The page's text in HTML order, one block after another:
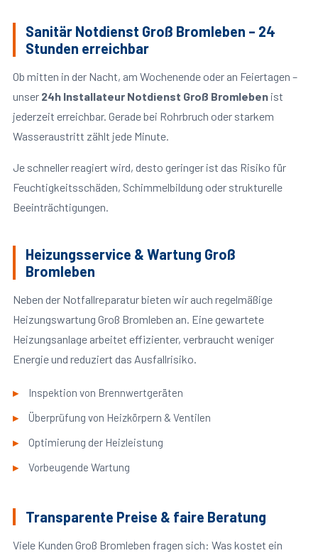
Sanitär Notdienst Groß Bromleben – 24
Stunden erreichbar
Ob mitten in der Nacht, am Wochenende oder an Feiertagen –
unser 24h Installateur Notdienst Groß Bromlebenist
jederzeit erreichbar. Gerade bei Rohrbruch oder starkem
Wasseraustritt zählt jede Minute.
Je schneller reagiert wird, desto geringer ist das Risiko für
Feuchtigkeitsschäden, Schimmelbildung oder strukturelle
Beeinträchtigungen.
Heizungsservice & Wartung Groß
Bromleben
Neben der Notfallreparatur bieten wir auch regelmäßige
Heizungswartung Groß Bromleben an. Eine gewartete
Heizungsanlage arbeitet effizienter, verbraucht weniger
Energie und reduziert das Ausfallrisiko.
Inspektion von Brennwertgeräten
Überprüfung von Heizkörpern & Ventilen
Optimierung der Heizleistung
Vorbeugende Wartung
Transparente Preise & faire Beratung
Viele Kunden Groß Bromleben fragen sich: Was kostet ein